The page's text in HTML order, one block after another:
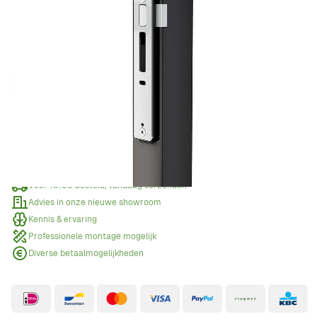
Offerte aanvragen
Wanneer een offerte aanvragen?
Voor 15:00 besteld, vandaag verzonden
Advies in onze nieuwe showroom
Kennis & ervaring
Professionele montage mogelijk
Diverse betaalmogelijkheden